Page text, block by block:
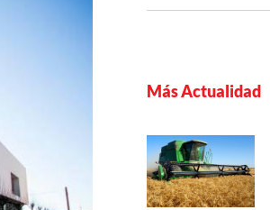
Más Actualidad